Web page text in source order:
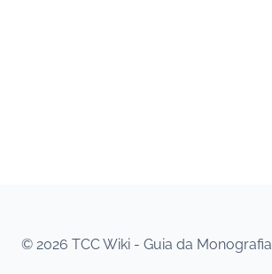
© 2026 TCC Wiki - Guia da Monografia